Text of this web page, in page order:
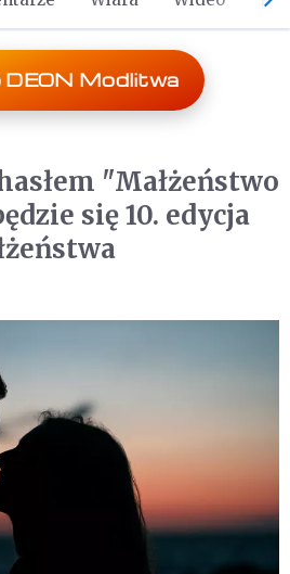
DEON Modlitwa
"Małżeństwo
się 10. edycja